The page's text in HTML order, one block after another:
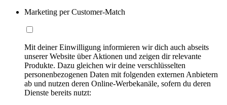
Marketing per Customer-Match
Mit deiner Einwilligung informieren wir dich auch abseits
unserer Website über Aktionen und zeigen dir relevante
Produkte. Dazu gleichen wir deine verschlüsselten
personenbezogenen Daten mit folgenden externen Anbietern
ab und nutzen deren Online-Werbekanäle, sofern du deren
Dienste bereits nutzt: